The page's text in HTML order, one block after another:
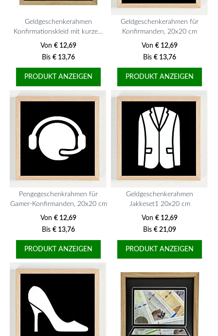
Geldgeschenkerahmen
Konfirmationskleid mit kurzem
Ärmel, 20x20 cm
Von € 12,69
Bis € 13,76
PRODUKT ANZEIGEN
Geldgeschenkerahmen für
Konfirmanden, 20x20 cm
Von € 12,69
Bis € 13,76
PRODUKT ANZEIGEN
Pengegeschenkrahmen für
Gamer-Konfirmanden, 20x20 cm
Von € 12,69
Bis € 13,76
PRODUKT ANZEIGEN
Geldgeschenkerahmen
Jakkeset1 20x20 cm
Von € 12,69
Bis € 21,09
PRODUKT ANZEIGEN